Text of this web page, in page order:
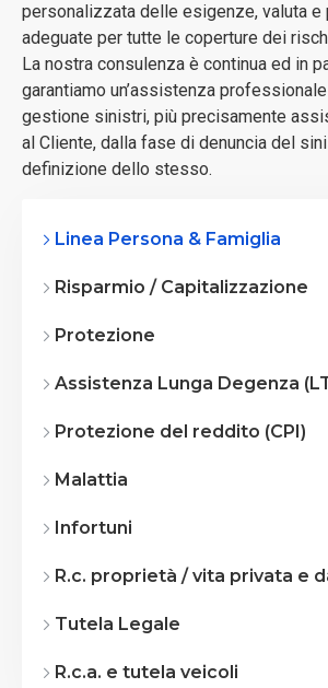
personalizzata delle esigenze, valuta
adeguate per tutte le coperture dei
La nostra consulenza è continua ed in
garantiamo un’assistenza
gestione sinistri, più precisamente
al Cliente, dalla fase di denuncia del
definizione dello stesso.
Linea Persona & Famiglia
Risparmio / Capitalizzazione
Protezione
Assistenza Lunga Degenza
Protezione del reddito (CPI)
Malattia
Infortuni
R.c. proprietà / vita privata e
Tutela Legale
R.c.a. e tutela veicoli